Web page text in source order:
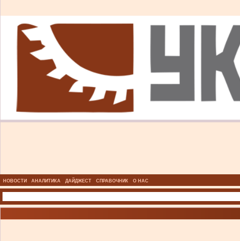
НОВОСТИ АНАЛИТИКА ДАЙДЖЕСТ СПРАВОЧНИК О НАС